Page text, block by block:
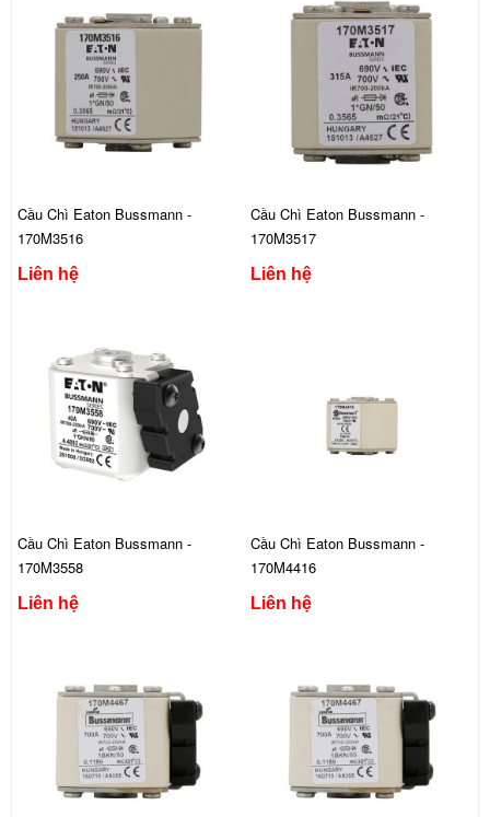
Cầu Chì Eaton Bussmann -
170M3516
Liên hệ
Cầu Chì Eaton Bussmann -
170M3517
Liên hệ
Cầu Chì Eaton Bussmann -
170M3558
Liên hệ
Cầu Chì Eaton Bussmann -
170M4416
Liên hệ